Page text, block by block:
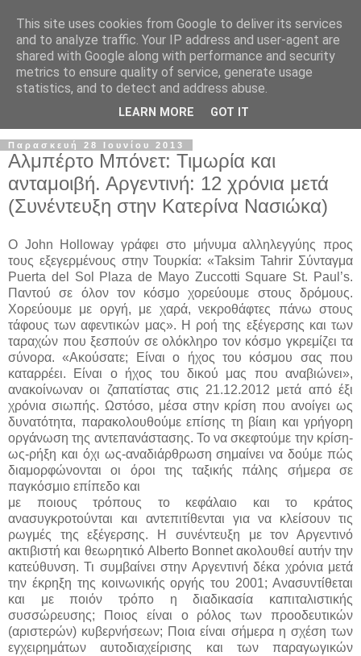
Παρασκευή 28 Ιουνίου 2013
Αλμπέρτο Μπόνετ: Τιμωρία και
ανταμοιβή. Αργεντινή: 12 χρόνια μετά
(Συνέντευξη στην Κατερίνα Νασιώκα)
Ο John Holloway γράφει στο μήνυμα αλληλεγγύης προς
τους εξεγερμένους στην Τουρκία: «Taksim Tahrir Σύνταγμα
Puerta del Sol Plaza de Mayo Zuccotti Square St. Paul’s.
Παντού σε όλον τον κόσμο χορεύουμε στους δρόμους.
Χορεύουμε με οργή, με χαρά, νεκροθάφτες πάνω στους
τάφους των αφεντικών μας». Η ροή της εξέγερσης και των
ταραχών που ξεσπούν σε ολόκληρο τον κόσμο γκρεμίζει τα
σύνορα. «Ακούσατε; Είναι ο ήχος του κόσμου σας που
καταρρέει. Είναι ο ήχος του δικού μας που αναβιώνει»,
ανακοίνωναν οι ζαπατίστας στις 21.12.2012 μετά από έξι
χρόνια σιωπής. Ωστόσο, μέσα στην κρίση που ανοίγει ως
δυνατότητα, παρακολουθούμε επίσης τη βίαιη και γρήγορη
οργάνωση της αντεπανάστασης. Το να σκεφτούμε την κρίση-
ως-ρήξη και όχι ως-αναδιάρθρωση σημαίνει να δούμε πώς
διαμορφώνονται οι όροι της ταξικής πάλης σήμερα σε
παγκόσμιο επίπεδο και
με ποιους τρόπους το κεφάλαιο και το κράτος
ανασυγκροτούνται και αντεπιτίθενται για να κλείσουν τις
ρωγμές της εξέγερσης. Η συνέντευξη με τον Αργεντινό
ακτιβιστή και θεωρητικό Alberto Bonnet ακολουθεί αυτήν την
κατεύθυνση. Τι συμβαίνει στην Αργεντινή δέκα χρόνια μετά
την έκρηξη της κοινωνικής οργής του 2001; Ανασυντίθεται
και με ποιόν τρόπο η διαδικασία καπιταλιστικής
συσσώρευσης; Ποιος είναι ο ρόλος των προοδευτικών
(αριστερών) κυβερνήσεων; Ποια είναι σήμερα η σχέση των
εγχειρημάτων αυτοδιαχείρισης και των παραγωγικών
This site uses cookies from Google to deliver its services
and to analyze traffic. Your IP address and user-agent are
shared with Google along with performance and security
metrics to ensure quality of service, generate usage
statistics, and to detect and address abuse.
LEARN MORE GOT IT